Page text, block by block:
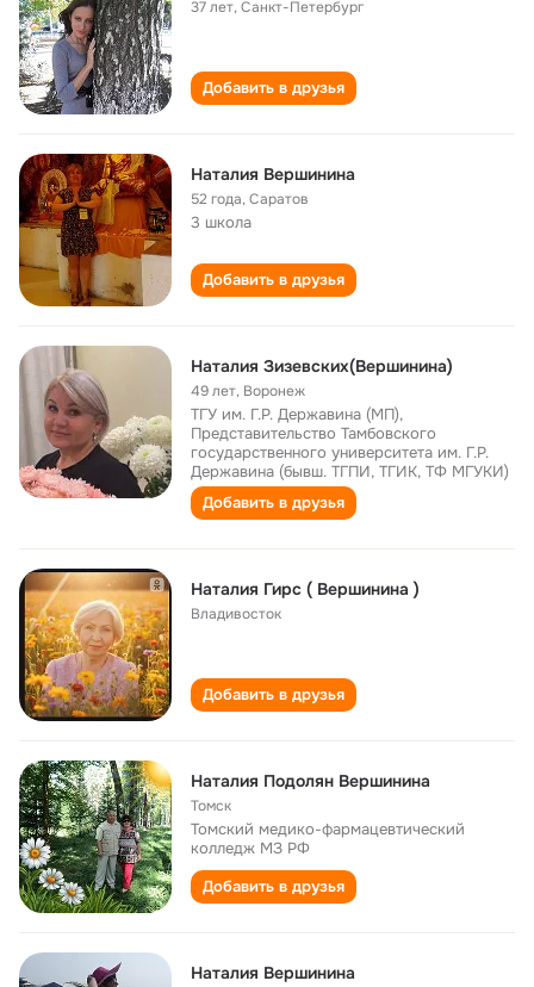
37 лет,Санкт-Петербург
Добавить в друзья
Наталия Вершинина
52 года,Саратов
3 школа
Добавить в друзья
Наталия Зизевских(Вершинина)
49 лет, Воронеж
ТГУ им. Г.Р. Державина (МП),
Представительство Тамбовского
государственного университета им. Г.Р.
Державина (бывш. ТГПИ, ТГИК, ТФ МГУКИ)
Добавить в друзья
Наталия Гирс ( Вершинина )
Владивосток
Добавить в друзья
Наталия Подолян Вершинина
Томск
Томский медико-фармацевтический
колледж МЗ РФ
Добавить в друзья
Наталия Вершинина